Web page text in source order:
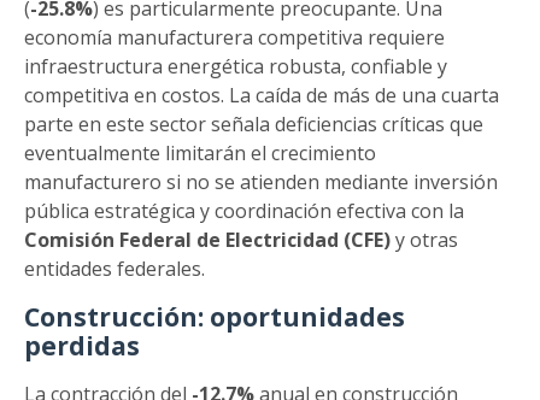
(-25.8%) es particularmente preocupante. Una
economía manufacturera competitiva requiere
infraestructura energética robusta, confiable y
competitiva en costos. La caída de más de una cuarta
parte en este sector señala deficiencias críticas que
eventualmente limitarán el crecimiento
manufacturero si no se atienden mediante inversión
pública estratégica y coordinación efectiva con la
Comisión Federal de Electricidad (CFE)y otras
entidades federales.
Construcción: oportunidades
perdidas
La contracción del -12.7%anual en construcción